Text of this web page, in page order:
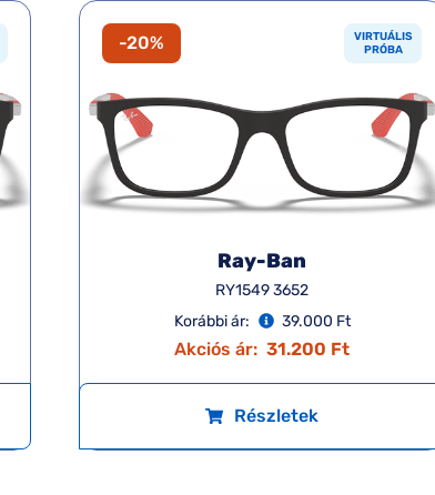
-20%
VIRTUÁLIS
PRÓBA
Ray-Ban
RY1549 3652
Korábbi ár:
39.000 Ft
Akciós ár: 31.200 Ft
Részletek